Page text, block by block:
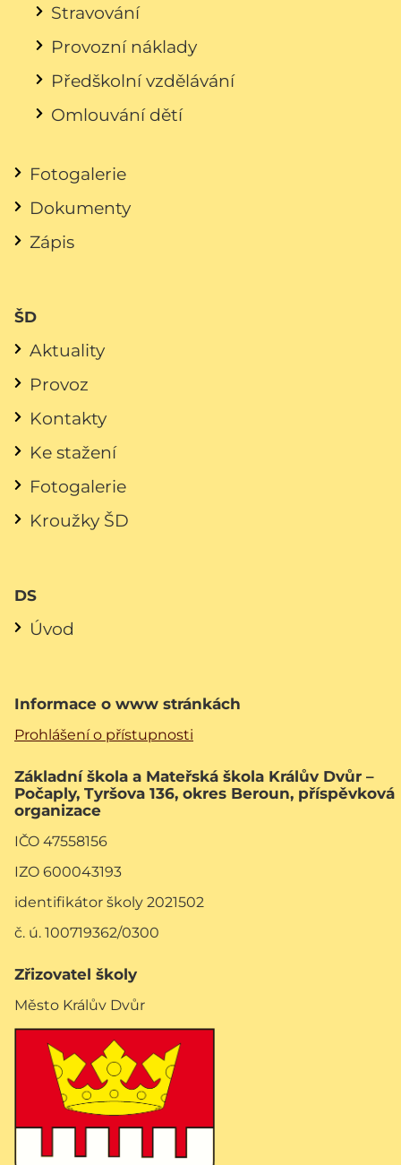
Stravování
Provozní náklady
Předškolní vzdělávání
Omlouvání dětí
Fotogalerie
Dokumenty
Zápis
ŠD
Aktuality
Provoz
Kontakty
Ke stažení
Fotogalerie
Kroužky ŠD
DS
Úvod
Informace o www stránkách
Prohlášení o přístupnosti
Základní škola a Mateřská škola Králův Dvůr –
Počaply, Tyršova 136, okres Beroun, příspěvková
organizace
IČO 47558156
IZO 600043193
identifikátor školy 2021502
č. ú. 100719362/0300
Zřizovatel školy
Město Králův Dvůr